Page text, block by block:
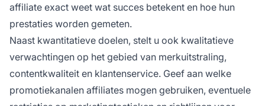
affiliate exact weet wat succes betekent en hoe hun
prestaties worden gemeten.
Naast kwantitatieve doelen, stelt u ook kwalitatieve
verwachtingen op het gebied van merkuitstraling,
contentkwaliteit en klantenservice. Geef aan welke
promotiekanalen affiliates mogen gebruiken, eventuele